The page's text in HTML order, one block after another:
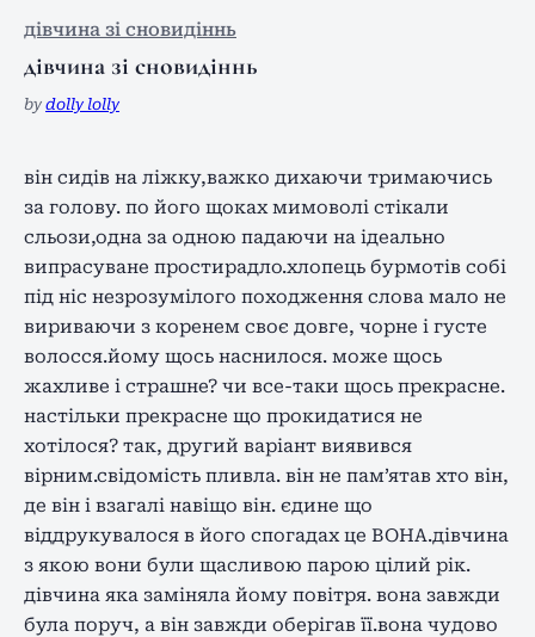
дівчина зі сновидіннь
дівчина зі сновидіннь
by dolly lolly
він сидів на ліжку,важко дихаючи тримаючись
за голову. по його щоках мимоволі стікали
сльози,одна за одною падаючи на ідеально
випрасуване простирадло.хлопець бурмотів собі
під ніс незрозумілого походження слова мало не
вириваючи з коренем своє довге, чорне і густе
волосся.йому щось наснилося. може щось
жахливе і страшне? чи все-таки щось прекрасне.
настільки прекрасне що прокидатися не
хотілося? так, другий варіант виявився
вірним.свідомість пливла. він не пам’ятав хто він,
де він і взагалі навіщо він. єдине що
віддрукувалося в його спогадах це ВОНА.дівчина
з якою вони були щасливою парою цілий рік.
дівчина яка заміняла йому повітря. вона завжди
була поруч, а він завжди оберігав її.вона чудово